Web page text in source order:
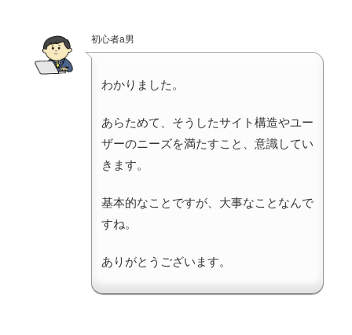
初心者a男
わかりました。
あらためて、そうしたサイト構造やユー
ザーのニーズを満たすこと、意識してい
きます。
基本的なことですが、大事なことなんで
すね。
ありがとうございます。